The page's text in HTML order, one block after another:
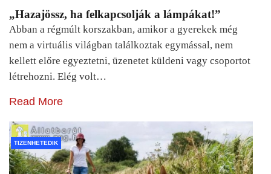
„Hazajössz, ha felkapcsolják a lámpákat!”
Abban a régmúlt korszakban, amikor a gyerekek még
nem a virtuális világban találkoztak egymással, nem
kellett előre egyeztetni, üzenetet küldeni vagy csoportot
létrehozni. Elég volt…
Read More
TIZENHETEDIK